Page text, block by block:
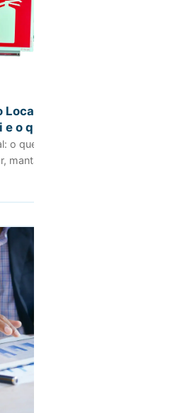
o que é
o que facilita a gestão
o que a lei exige em matéria
manta, primeiros socorros),